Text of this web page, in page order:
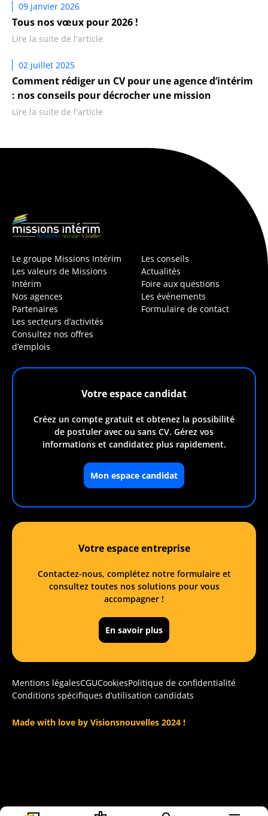
09 janvier 2026
Tous nos vœux pour 2026 !
Lire la suite de l'article
02 juillet 2025
Comment rédiger un CV pour une agence d’intérim
: nos conseils pour décrocher une mission
Lire la suite de l'article
Le groupe Missions Intérim
Les valeurs de Missions
Intérim
Nos agences
Partenaires
Les secteurs d’activités
Consultez nos offres
d’emplois
Les conseils
Actualités
Foire aux questions
Les événements
Formulaire de contact
Votre espace candidat
Créez un compte gratuit et obtenez la possibilité
de postuler avec ou sans CV. Gérez vos
informations et candidatez plus rapidement.
Mon espace candidat
Votre espace entreprise
Contactez-nous, complétez notre formulaire et
consultez toutes nos solutions pour vous
accompagner !
En savoir plus
Mentions légalesCGUCookiesPolitique de confidentialité
Conditions spécifiques d’utilisation candidats
Made with love by Visionsnouvelles 2024 !